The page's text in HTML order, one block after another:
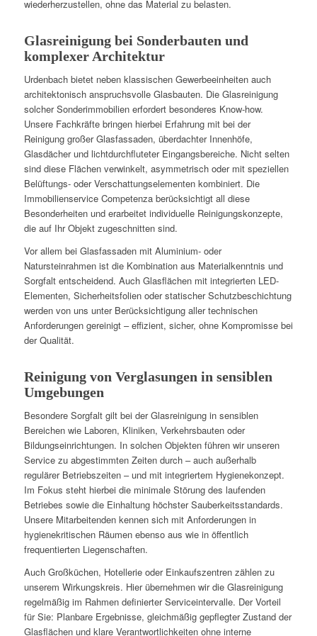
wiederherzustellen, ohne das Material zu belasten.
Glasreinigung bei Sonderbauten und
komplexer Architektur
Urdenbach bietet neben klassischen Gewerbeeinheiten auch
architektonisch anspruchsvolle Glasbauten. Die Glasreinigung
solcher Sonderimmobilien erfordert besonderes Know-how.
Unsere Fachkräfte bringen hierbei Erfahrung mit bei der
Reinigung großer Glasfassaden, überdachter Innenhöfe,
Glasdächer und lichtdurchfluteter Eingangsbereiche. Nicht selten
sind diese Flächen verwinkelt, asymmetrisch oder mit speziellen
Belüftungs- oder Verschattungselementen kombiniert. Die
Immobilienservice Competenza berücksichtigt all diese
Besonderheiten und erarbeitet individuelle Reinigungskonzepte,
die auf Ihr Objekt zugeschnitten sind.
Vor allem bei Glasfassaden mit Aluminium- oder
Natursteinrahmen ist die Kombination aus Materialkenntnis und
Sorgfalt entscheidend. Auch Glasflächen mit integrierten LED-
Elementen, Sicherheitsfolien oder statischer Schutzbeschichtung
werden von uns unter Berücksichtigung aller technischen
Anforderungen gereinigt – effizient, sicher, ohne Kompromisse bei
der Qualität.
Reinigung von Verglasungen in sensiblen
Umgebungen
Besondere Sorgfalt gilt bei der Glasreinigung in sensiblen
Bereichen wie Laboren, Kliniken, Verkehrsbauten oder
Bildungseinrichtungen. In solchen Objekten führen wir unseren
Service zu abgestimmten Zeiten durch – auch außerhalb
regulärer Betriebszeiten – und mit integriertem Hygienekonzept.
Im Fokus steht hierbei die minimale Störung des laufenden
Betriebes sowie die Einhaltung höchster Sauberkeitsstandards.
Unsere Mitarbeitenden kennen sich mit Anforderungen in
hygienekritischen Räumen ebenso aus wie in öffentlich
frequentierten Liegenschaften.
Auch Großküchen, Hotellerie oder Einkaufszentren zählen zu
unserem Wirkungskreis. Hier übernehmen wir die Glasreinigung
regelmäßig im Rahmen definierter Serviceintervalle. Der Vorteil
für Sie: Planbare Ergebnisse, gleichmäßig gepflegter Zustand der
Glasflächen und klare Verantwortlichkeiten ohne interne